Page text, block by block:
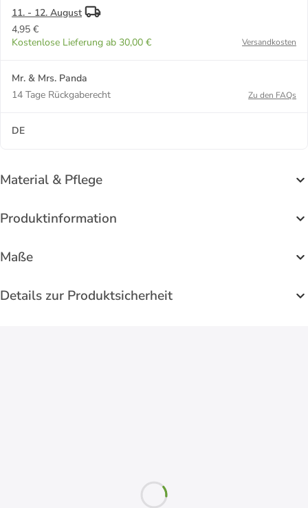
11. - 12. August
4,95 €
Kostenlose Lieferung ab 30,00 €
Versandkosten
Mr. & Mrs. Panda
14 Tage Rückgaberecht
Zu den FAQs
DE
Material & Pflege
Produktinformation
Maße
Details zur Produktsicherheit